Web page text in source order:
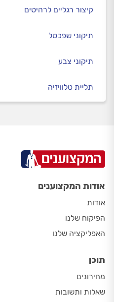
קיצור רגליים לרהיטים
תיקוני שפכטל
תיקוני צבע
תליית טלוויזיה
אודות המקצוענים
אודות
הפיקוח שלנו
האפליקציה שלנו
תוכן
מחירונים
שאלות ותשובות